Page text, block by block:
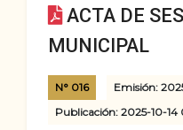
ACTA DE
MUNICIPAL
N° 016
Emisión:
Publicación: 2025-10-14